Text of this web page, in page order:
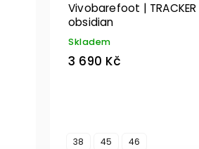
Vivobarefoot | TRACKER
obsidian
Skladem
3 690 Kč
38 45 46